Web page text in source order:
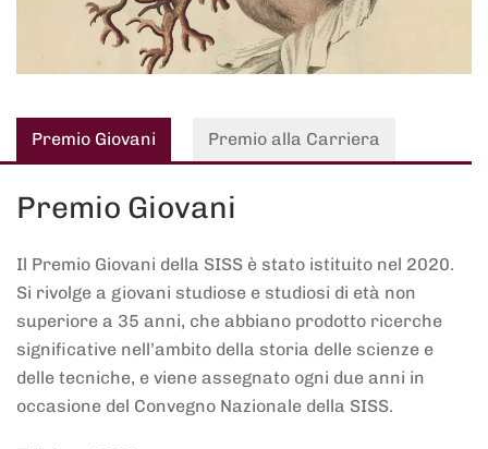
Premio Giovani Premio alla Carriera
Premio Giovani
Il Premio Giovani della SISS è stato istituito nel 2020.
Si rivolge a giovani studiose e studiosi di età non
superiore a 35 anni, che abbiano prodotto ricerche
significative nell’ambito della storia delle scienze e
delle tecniche, e viene assegnato ogni due anni in
occasione del Convegno Nazionale della SISS.